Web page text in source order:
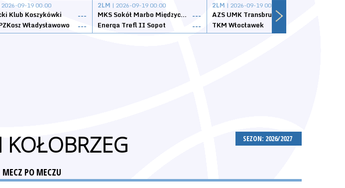
2026-09-19 00:00
Klub Koszykówki
---
Władysławowo
---
2LM | 2026-09-19 00:00
MKS Sokół Marbo Międzychód ---
Energa Trefl II Sopot
---
2LM | 2026-09-19 00:00
AZS UMK Transbruk Toruń
TKM Włocławek
SEZON: 2026/2027
KOŁOBRZEG
MECZ PO MECZU